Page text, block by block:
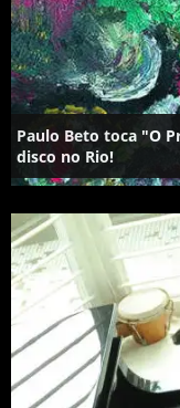
Paulo Beto toca "O
disco no Rio!